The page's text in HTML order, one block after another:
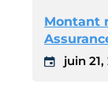
Montant
juin